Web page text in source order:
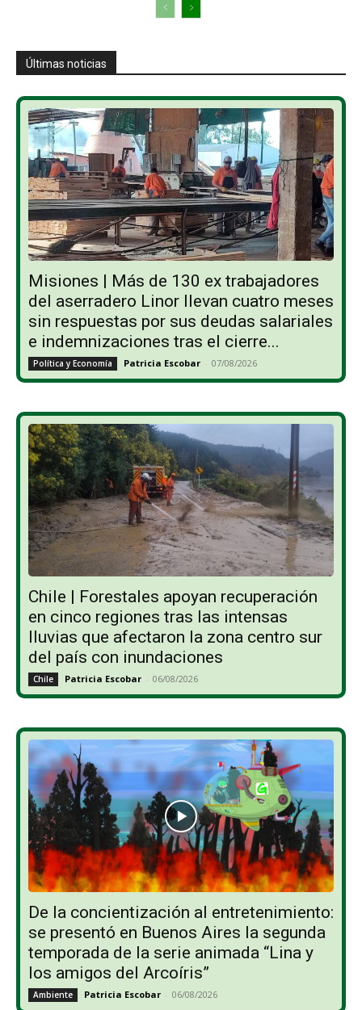
Últimas noticias
Misiones | Más de 130 ex trabajadores
del aserradero Linor llevan cuatro meses
sin respuestas por sus deudas salariales
e indemnizaciones tras el cierre...
Política y Economía Patricia Escobar - 07/08/2026
Chile | Forestales apoyan recuperación
en cinco regiones tras las intensas
lluvias que afectaron la zona centro sur
del país con inundaciones
Chile Patricia Escobar - 06/08/2026
De la concientización al entretenimiento:
se presentó en Buenos Aires la segunda
temporada de la serie animada “Lina y
los amigos del Arcoíris”
Ambiente Patricia Escobar - 06/08/2026